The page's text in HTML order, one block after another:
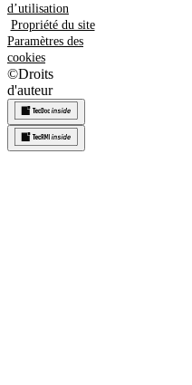
d’utilisation
Propriété du site
Paramètres des
cookies
©Droits
d'auteur